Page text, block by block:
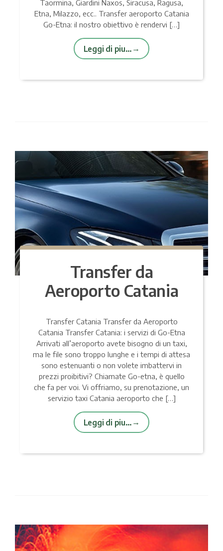
Taormina, Giardini Naxos, Siracusa, Ragusa,
Etna, Milazzo, ecc.. Transfer aeroporto Catania
Go-Etna: il nostro obiettivo è rendervi […]
Leggi di piu…
Transfer da
Aeroporto Catania
Transfer Catania Transfer da Aeroporto
Catania Transfer Catania: i servizi di Go-Etna
Arrivati all’aeroporto avete bisogno di un taxi,
ma le file sono troppo lunghe e i tempi di attesa
sono estenuanti o non volete imbattervi in
prezzi proibitivi? Chiamate Go-etna, è quello
che fa per voi. Vi offriamo, su prenotazione, un
servizio taxi Catania aeroporto che […]
Leggi di piu…